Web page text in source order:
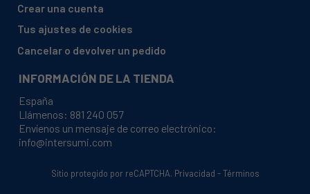
Crear una cuenta
Tus ajustes de cookies
Cancelar o devolver un pedido
INFORMACIÓN DE LA TIENDA
España
Llámenos: 881 240 057
Envíenos un mensaje de correo electrónico:
info@intersumi.com
Sitio protegido por reCAPTCHA. Privacidad -Términos